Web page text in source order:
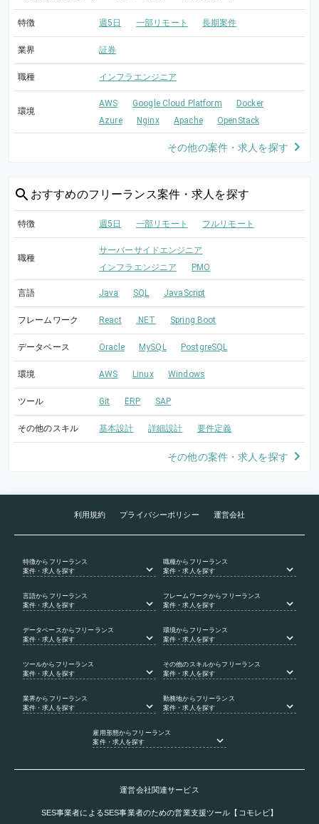
特徴 週5日 一部リモート 長期案件
業界 証券
職種 インフラエンジニア
環境
AWS Google Cloud Platform
Docker
Azure
Nginx Apache OpenStack
その他の案件・求人を探す
おすすめのフリーランス案件・求人を探す
特徴 週5日 一部リモート フルリモート
職種
サーバーサイドエンジニア
インフラエンジニア
PMO
言語 Java SQL JavaScript
フレームワーク React .NET Spring Boot
データベース Oracle MySQL PostgreSQL
環境 AWS Linux Windows
ツール Git ERP SAP
その他のスキル 基本設計 詳細設計 要件定義
その他の案件・求人を探す
利用規約 プライバシーポリシー 運営会社
特徴からフリーランス
案件・求人を探す
職種からフリーランス
案件・求人を探す
言語からフリーランス
案件・求人を探す
フレームワークからフリーランス
案件・求人を探す
データベース からフリーランス
案件・求人を探す
環境からフリーランス
案件・求人を探す
ツールからフリーランス
案件・求人を探す
その他のスキルからフリーランス
案件・求人を探す
業界からフリーランス
案件・求人を探す
勤務地からフリーランス
案件・求人を探す
雇用形態からフリーランス
案件・求人を探す
運営会社関連サービス
SES事業者によるSES事業者のための営業支援ツール【コモレビ】